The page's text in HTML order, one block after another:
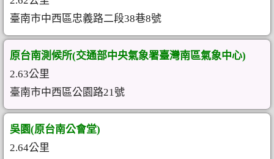
臺南市中西區忠義路二段38巷8號
原台南測候所(交通部中央氣象署臺灣南區氣象中心)
2.63公里
臺南市中西區公園路21號
吳園(原台南公會堂)
2.64公里